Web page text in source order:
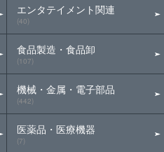
エンタテイメント関連
(40)
食品製造・食品卸
(107)
機械・金属・電子部品
(442)
医薬品・医療機器
(7)